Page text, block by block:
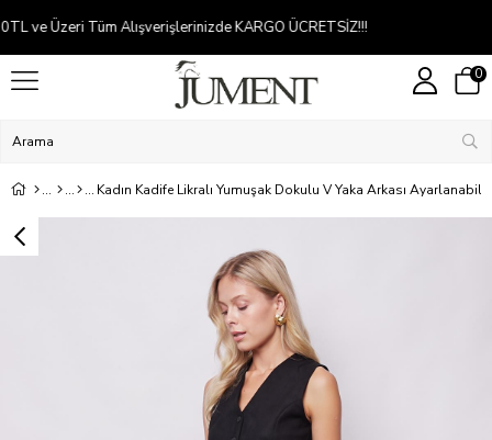
Kredi kartına 2-5 taksit
0